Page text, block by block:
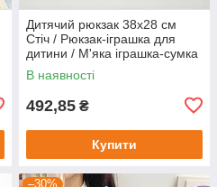
Дитячий рюкзак 38x28 см
Стіч / Рюкзак-іграшка для
дитини / М'яка іграшка-сумка
В наявності
492,85 ₴
Купити
–30%